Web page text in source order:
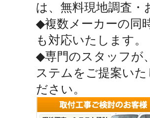
は、無料現地調査
◆複数メーカーの同
も対応いたします。
◆専門のスタッフが
ステムをご提案い
ださい。